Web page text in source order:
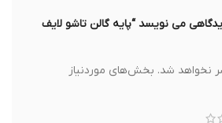
می نویسد “پایه گالن تاشو لایف
شد. بخش‌های موردنیاز